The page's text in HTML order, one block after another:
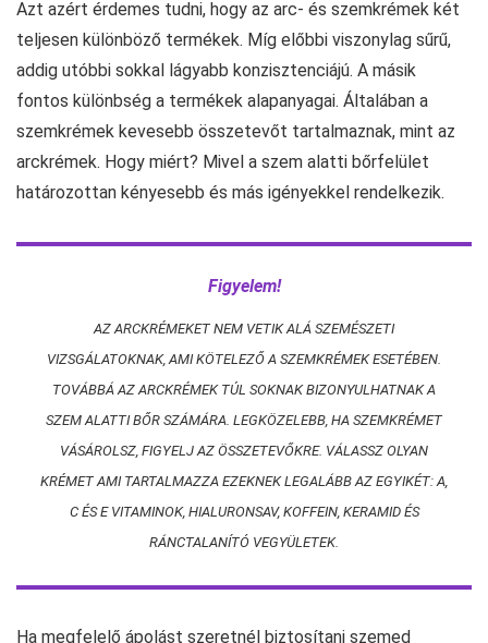
Azt azért érdemes tudni, hogy az arc- és szemkrémek két
teljesen különböző termékek. Míg előbbi viszonylag sűrű,
addig utóbbi sokkal lágyabb konzisztenciájú. A másik
fontos különbség a termékek alapanyagai. Általában a
szemkrémek kevesebb összetevőt tartalmaznak, mint az
arckrémek. Hogy miért? Mivel a szem alatti bőrfelület
határozottan kényesebb és más igényekkel rendelkezik.
Figyelem!
AZ ARCKRÉMEKET NEM VETIK ALÁ SZEMÉSZETI
VIZSGÁLATOKNAK, AMI KÖTELEZŐ A SZEMKRÉMEK ESETÉBEN.
TOVÁBBÁ AZ ARCKRÉMEK TÚL SOKNAK BIZONYULHATNAK A
SZEM ALATTI BŐR SZÁMÁRA. LEGKÖZELEBB, HA SZEMKRÉMET
VÁSÁROLSZ, FIGYELJ AZ ÖSSZETEVŐKRE. VÁLASSZ OLYAN
KRÉMET AMI TARTALMAZZA EZEKNEK LEGALÁBB AZ EGYIKÉT: A,
C ÉS E VITAMINOK, HIALURONSAV, KOFFEIN, KERAMID ÉS
RÁNCTALANÍTÓ VEGYÜLETEK.
Ha megfelelő ápolást szeretnél biztosítani szemed